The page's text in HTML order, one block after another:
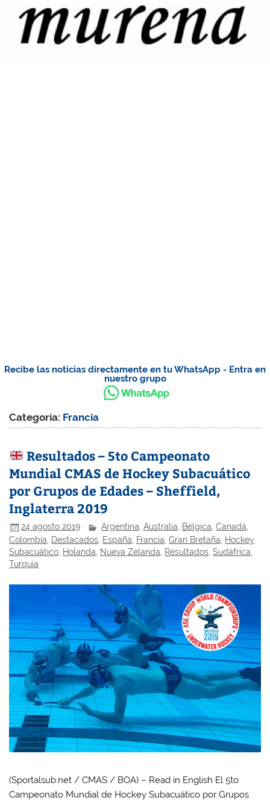
Recibe las noticias directamente en tu WhatsApp - Entra en
nuestro grupo
Categoría: Francia
Resultados – 5to Campeonato
Mundial CMAS de Hockey Subacuático
por Grupos de Edades – Sheffield,
Inglaterra 2019
24 agosto 2019 Argentina,Australia, Bélgica,Canadá,
Colombia
Destacados España Francia ,Gran Bretaña
Hockey
Subacuático Holanda Nueva Zelanda Resultados ,Sudáfrica
Turquía
(Sportalsub.net / CMAS / BOA) – Read in English El 5to
Campeonato Mundial de Hockey Subacuático por Grupos